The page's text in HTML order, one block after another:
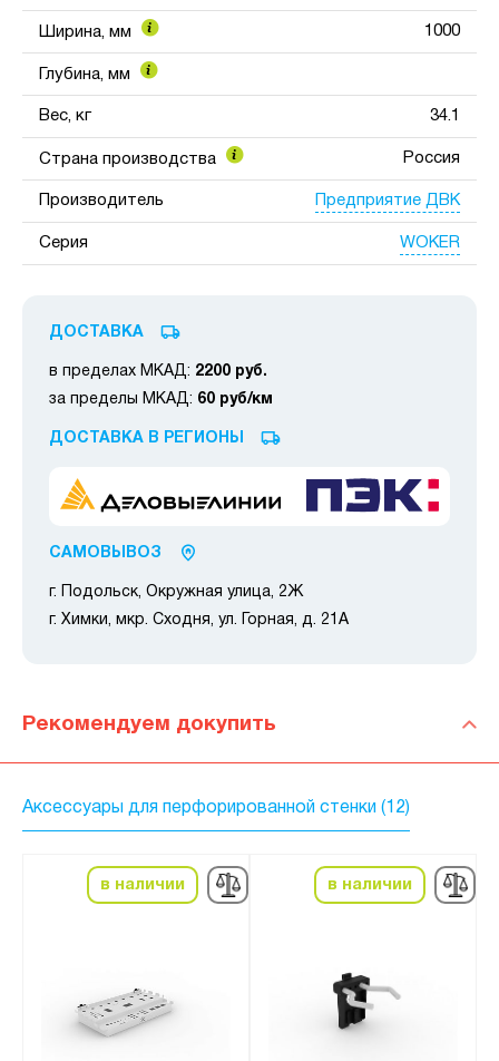
Ширина, мм 1000
Глубина, мм
Вес, кг 34.1
Страна производства Россия
Производитель Предприятие ДВК
Серия WOKER
ДОСТАВКА
в пределах МКАД: 2200 руб.
за пределы МКАД: 60 руб/км
ДОСТАВКА В РЕГИОНЫ
САМОВЫВОЗ
г. Подольск, Окружная улица, 2Ж
г. Химки, мкр. Сходня, ул. Горная, д. 21А
Рекомендуем докупить
Аксессуары для перфорированной стенки (12)
в наличии в наличии